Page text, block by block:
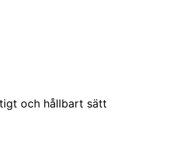
och hållbart sätt